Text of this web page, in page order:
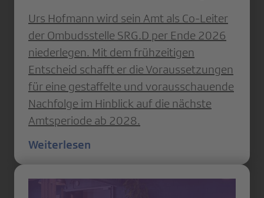
Urs Hofmann wird sein Amt als Co-Leiter
der Ombudsstelle SRG.D per Ende 2026
niederlegen. Mit dem frühzeitigen
Entscheid schafft er die Voraussetzungen
für eine gestaffelte und vorausschauende
Nachfolge im Hinblick auf die nächste
Amtsperiode ab 2028.
Weiterlesen